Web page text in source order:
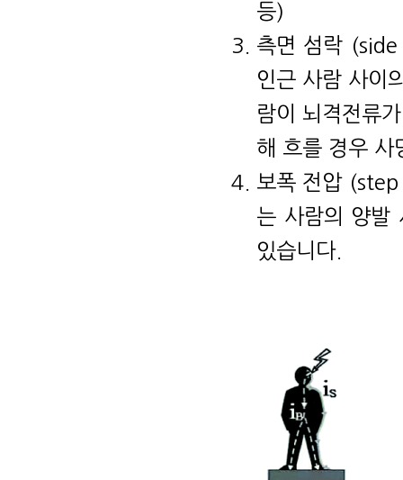
등)
측면 섬락
인근 사람 사이
람이 뇌격전류
해 흐를 경우 사
보폭 전압
는 사람의 양발
있습니다.